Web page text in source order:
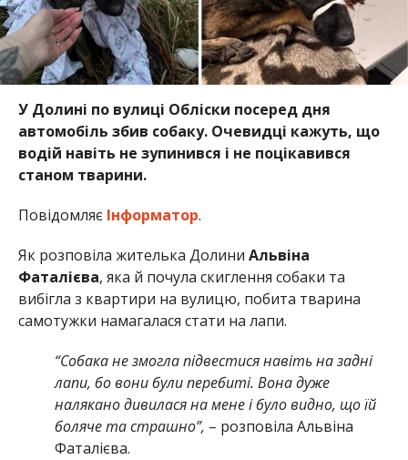
У Долині по вулиці Обліски посеред дня
автомобіль збив собаку. Очевидці кажуть, що
водій навіть не зупинився і не поцікавився
станом тварини.
Повідомляє Інформатор.
Як розповіла жителька Долини Альвіна
Фаталієва, яка й почула скиглення собаки та
вибігла з квартири на вулицю, побита тварина
самотужки намагалася стати на лапи.
“Собака не змогла підвестися навіть на задні
лапи, бо вони були перебиті. Вона дуже
налякано дивилася на мене і було видно, що їй
боляче та страшно”, – розповіла Альвіна
Фаталієва.